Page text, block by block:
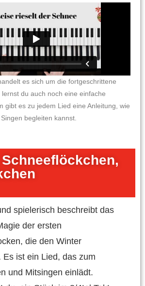
es sich um die fortgeschrittene
du auch noch eine einfache
gibt es zu jedem Lied eine Anleitung, wie
begleiten kannst.
spielerisch beschreibt das
der ersten
die den Winter
Es ist ein Lied, das zum
und Mitsingen einlädt.